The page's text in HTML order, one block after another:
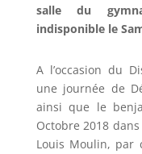
salle du
indisponible le
A l’occasion du
une journée de
ainsi que le
Octobre 2018
Louis Moulin, par